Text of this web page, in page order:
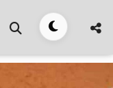
Cerca
Toggle
tema